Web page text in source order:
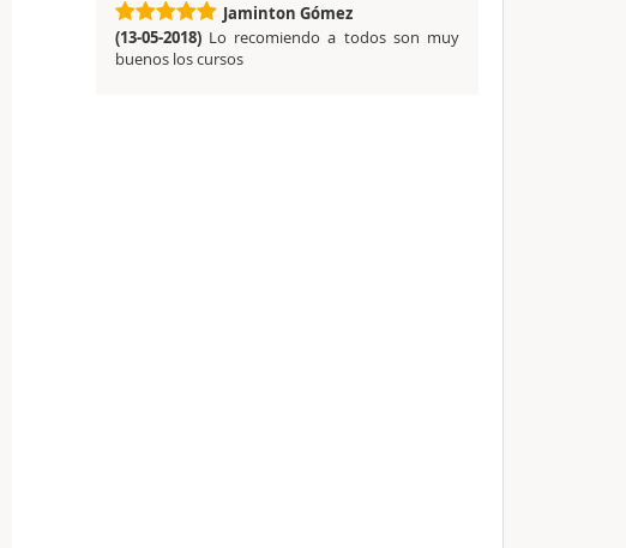
Jaminton Gómez
(13-05-2018) Lo recomiendo a todos son muy
buenos los cursos